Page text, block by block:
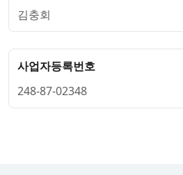
김충회
사업자등록번호
248-87-02348